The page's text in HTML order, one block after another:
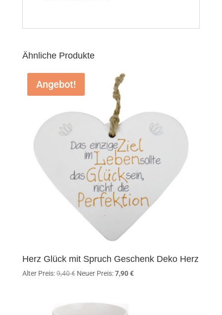
Ähnliche Produkte
Angebot!
Herz Glück mit Spruch Geschenk Deko Herz
Alter Preis: 9,40€ Ursprünglicher
Neuer Preis: 7,90€Aktueller